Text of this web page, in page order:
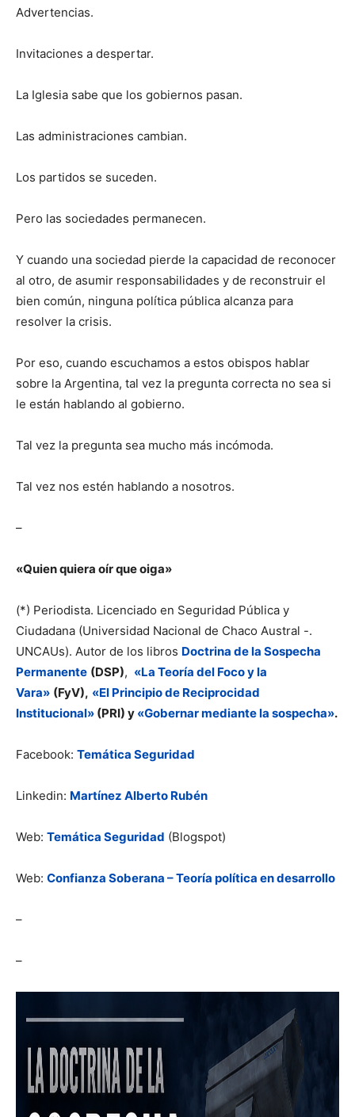
Advertencias.
Invitaciones a despertar.
La Iglesia sabe que los gobiernos pasan.
Las administraciones cambian.
Los partidos se suceden.
Pero las sociedades permanecen.
Y cuando una sociedad pierde la capacidad de reconocer
al otro, de asumir responsabilidades y de reconstruir el
bien común, ninguna política pública alcanza para
resolver la crisis.
Por eso, cuando escuchamos a estos obispos hablar
sobre la Argentina, tal vez la pregunta correcta no sea si
le están hablando al gobierno.
Tal vez la pregunta sea mucho más incómoda.
Tal vez nos estén hablando a nosotros.
–
«Quien quiera oír que oiga»
(*) Periodista. Licenciado en Seguridad Pública y
Ciudadana (Universidad Nacional de Chaco Austral -.
UNCAUs). Autor de los libros Doctrina de la Sospecha
Permanente (DSP), «La Teoría del Foco y la
Vara» (FyV), «El Principio de Reciprocidad
Institucional» (PRI) y «Gobernar mediante la sospecha».
Facebook: Temática Seguridad
Linkedin: Martínez Alberto Rubén
Web: Temática Seguridad (Blogspot)
Web: Confianza Soberana – Teoría política en desarrollo
–
–